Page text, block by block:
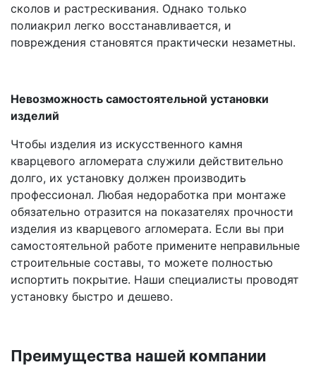
сколов и растрескивания. Однако только
полиакрил легко восстанавливается, и
повреждения становятся практически незаметны.
Невозможность самостоятельной установки
изделий
Чтобы изделия из искусственного камня
кварцевого агломерата служили действительно
долго, их установку должен производить
профессионал. Любая недоработка при монтаже
обязательно отразится на показателях прочности
изделия из кварцевого агломерата. Если вы при
самостоятельной работе примените неправильные
строительные составы, то можете полностью
испортить покрытие. Наши специалисты проводят
установку быстро и дешево.
Преимущества нашей компании